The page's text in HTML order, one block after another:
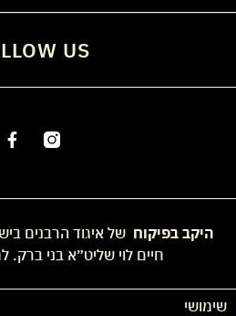
US
היקב בפיקוח של איגוד הרבנים
חיים לוי שליט״א בני ברק.
שימושי